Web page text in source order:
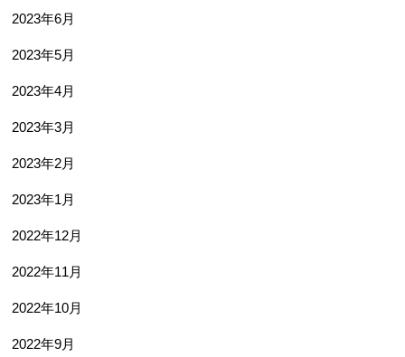
2023年6月
2023年5月
2023年4月
2023年3月
2023年2月
2023年1月
2022年12月
2022年11月
2022年10月
2022年9月